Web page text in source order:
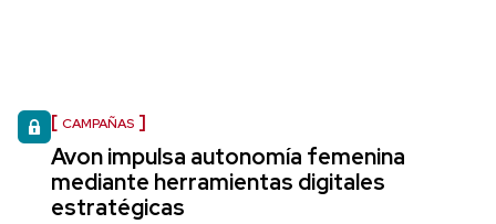
CAMPAÑAS
Avon impulsa autonomía femenina
mediante herramientas digitales
estratégicas